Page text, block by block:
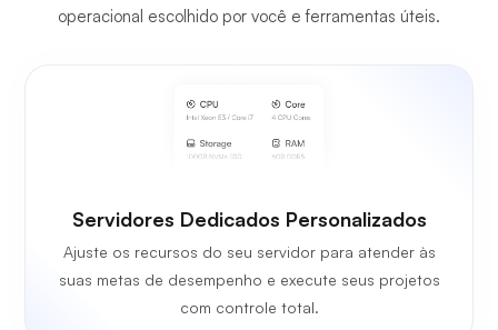
operacional escolhido por você e ferramentas úteis.
Servidores Dedicados Personalizados
Ajuste os recursos do seu servidor para atender às
suas metas de desempenho e execute seus projetos
com controle total.